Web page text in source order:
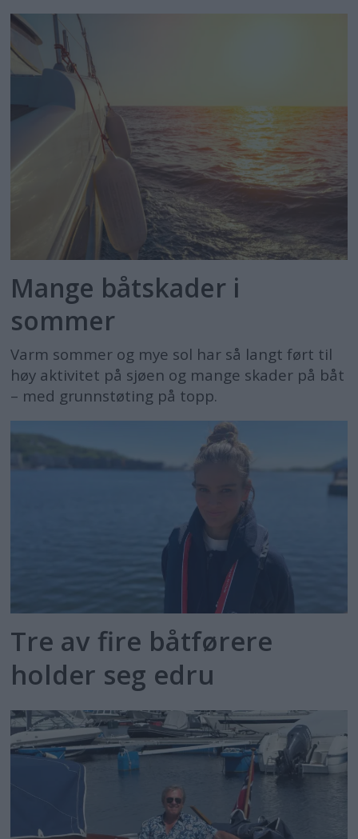
Mange båtskader i
sommer
Varm sommer og mye sol har så langt ført til
høy aktivitet på sjøen og mange skader på båt
– med grunnstøting på topp.
Tre av fire båtførere
holder seg edru